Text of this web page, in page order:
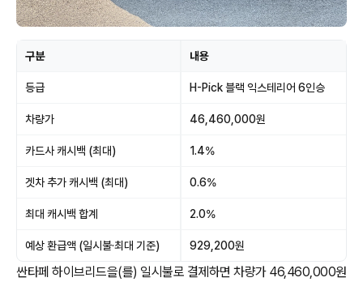
구분 내용
등급 H-Pick 블랙 익스테리어 6인승
차량가 46,460,000원
카드사 캐시백 (최대) 1.4%
겟차 추가 캐시백 (최대) 0.6%
최대 캐시백 합계 2.0%
예상 환급액 (일시불·최대 기준) 929,200원
싼타페 하이브리드을(를) 일시불로 결제하면 차량가 46,460,000원